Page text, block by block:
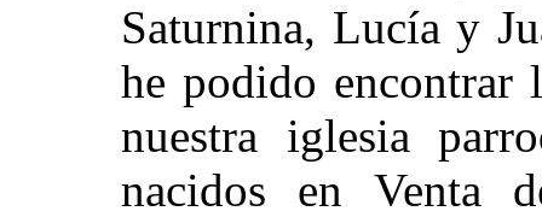
Saturnina, Lucía y
he podido encontrar
nuestra iglesia
nacidos en Venta